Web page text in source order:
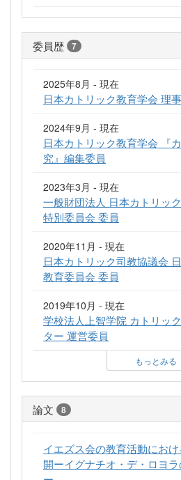
委員歴 7
2025年8月 - 現在
日本カトリック教育学会 理事
2024年9月 - 現在
日本カトリック教育学会 『
究』編集委員
2023年3月 - 現在
一般財団法人 日本カトリッ
特別委員会 委員
2020年11月 - 現在
日本カトリック司教協議会
教育委員会 委員
2019年10月 - 現在
学校法人上智学院 カトリッ
ター 運営委員
もっとみる
論文 8
イエズス会の教育活動にお
開ーイグナチオ・デ・ロヨ